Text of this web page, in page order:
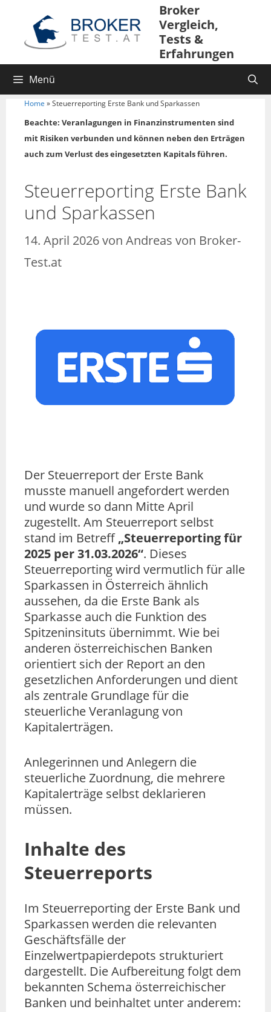
Broker
Vergleich,
Tests &
Erfahrungen
Menü
Home »Steuerreporting Erste Bank und Sparkassen
Beachte: Veranlagungen in Finanzinstrumenten sind
mit Risiken verbunden und können neben den Erträgen
auch zum Verlust des eingesetzten Kapitals führen.
Steuerreporting Erste Bank
und Sparkassen
14. April 2026von Andreas von Broker-
Test.at
Der Steuerreport der Erste Bank
musste manuell angefordert werden
und wurde so dann Mitte April
zugestellt. Am Steuerreport selbst
stand im Betreff„Steuerreporting für
2025 per 31.03.2026“. Dieses
Steuerreporting wird vermutlich für alle
Sparkassen in Österreich ähnlich
aussehen, da die Erste Bank als
Sparkasse auch die Funktion des
Spitzeninsituts übernimmt. Wie bei
anderen österreichischen Banken
orientiert sich der Report an den
gesetzlichen Anforderungen und dient
als zentrale Grundlage für die
steuerliche Veranlagung von
Kapitalerträgen.
Anlegerinnen und Anlegern die
steuerliche Zuordnung, die mehrere
Kapitalerträge selbst deklarieren
müssen.
Inhalte des
Steuerreports
Im Steuerreporting der Erste Bank und
Sparkassen werden die relevanten
Geschäftsfälle der
Einzelwertpapierdepots strukturiert
dargestellt. Die Aufbereitung folgt dem
bekannten Schema österreichischer
Banken und beinhaltet unter anderem: